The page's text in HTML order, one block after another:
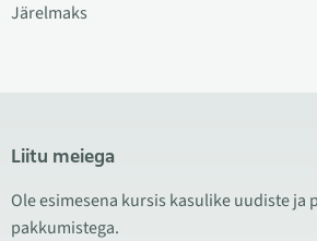
Järelmaks
Liitu meiega
Ole esimesena kursis kasulike uudiste ja
pakkumistega.